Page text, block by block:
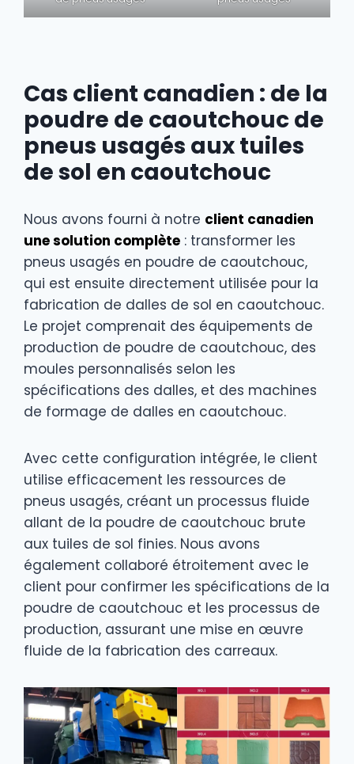
Cas client canadien : de la
poudre de caoutchouc de
pneus usagés aux tuiles
de sol en caoutchouc
Nous avons fourni à notre client canadien
une solution complète : transformer les
pneus usagés en poudre de caoutchouc,
qui est ensuite directement utilisée pour la
fabrication de dalles de sol en caoutchouc.
Le projet comprenait des équipements de
production de poudre de caoutchouc, des
moules personnalisés selon les
spécifications des dalles, et des machines
de formage de dalles en caoutchouc.
Avec cette configuration intégrée, le client
utilise efficacement les ressources de
pneus usagés, créant un processus fluide
allant de la poudre de caoutchouc brute
aux tuiles de sol finies. Nous avons
également collaboré étroitement avec le
client pour confirmer les spécifications de la
poudre de caoutchouc et les processus de
production, assurant une mise en œuvre
fluide de la fabrication des carreaux.